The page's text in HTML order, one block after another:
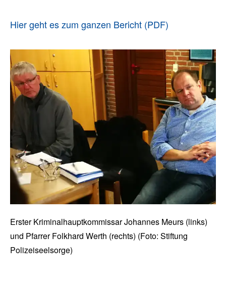
Hier geht es zum ganzen Bericht (PDF)
Erster Kriminalhauptkommissar Johannes Meurs (links)
und Pfarrer Folkhard Werth (rechts) (Foto: Stiftung
Polizeiseelsorge)